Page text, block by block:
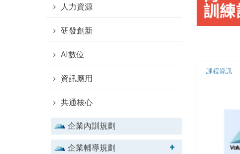
課程資訊
人力資源
研發創新
AI數位
資訊應用
共通核心
企業內訓規劃
企業輔導規劃